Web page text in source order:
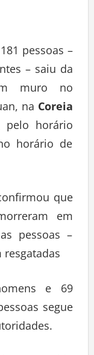
pessoas –
– saiu da
muro no
na Coreia
pelo horário
horário de
que
em
pessoas –
e 69
segue